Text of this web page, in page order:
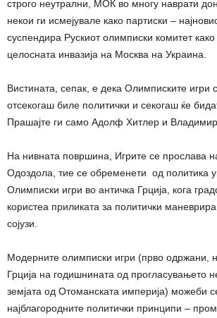
строго неутрални, МОК во многу наврати
некои ги исмејувале како партиски –
суспендира Рускиот олимписки комитет
целосната инвазија на Москва на Украина.
Вистината, сепак, е дека Олимписките игри
отсекогаш биле политички и секогаш ќе
Прашајте ги само Адолф Хитлер и Владимир
На нивната површина, Игрите се прослава
Одоздола, тие се обременети од политика
Олимписки игри во античка Грција, кога
користеа приликата за политички
сојузи.
Модерните олимписки игри (прво одржани,
Грција на годишнината од прогласувањето
земјата од Отоманската империја) можеби
најблагородните политички принципи –